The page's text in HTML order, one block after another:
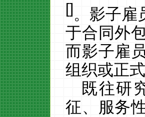
[]。影子雇
于合同外
而影子雇
组织或正
既往研
征、服务